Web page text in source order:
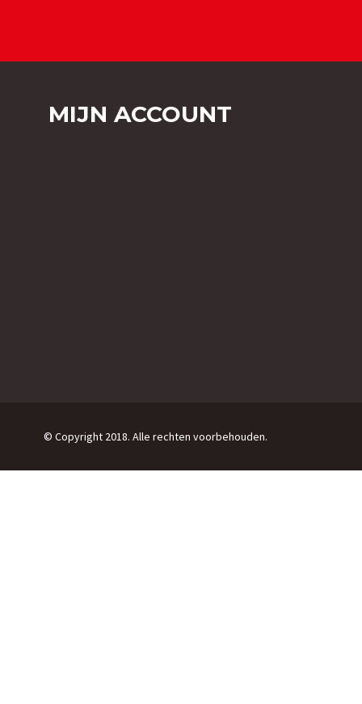
MIJN ACCOUNT
© Copyright 2018. Alle rechten voorbehouden.